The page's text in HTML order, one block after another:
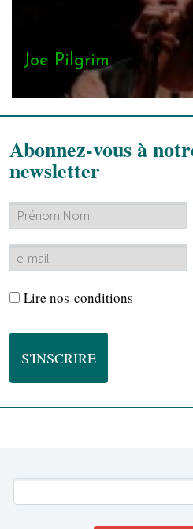
Joe Pilgrim
Abonnez-vous à
newsletter
Lire nos conditions